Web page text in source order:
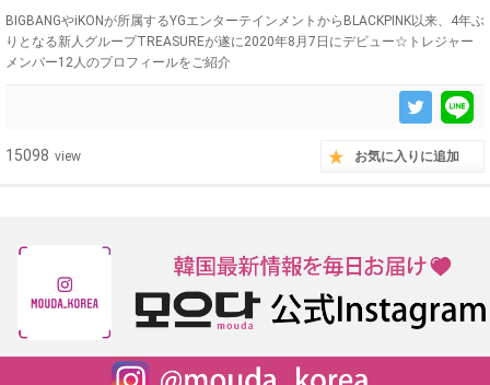
BIGBANGやiKONが所属するYGエンターテインメントからBLACKPINK以来、4年ぶ
りとなる新人グループTREASUREが遂に2020年8月7日にデビュー☆トレジャー
メンバー12人のプロフィールをご紹介
15098 view お気に入りに追加